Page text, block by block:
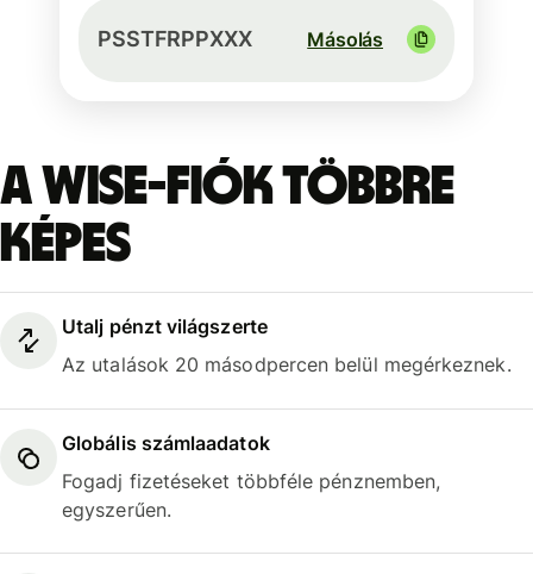
PSSTFRPPXXX Másolás
A Wise-fiók többre
képes
Utalj pénzt világszerte
Az utalások 20 másodpercen belül megérkeznek.
Globális számlaadatok
Fogadj fizetéseket többféle pénznemben,
egyszerűen.